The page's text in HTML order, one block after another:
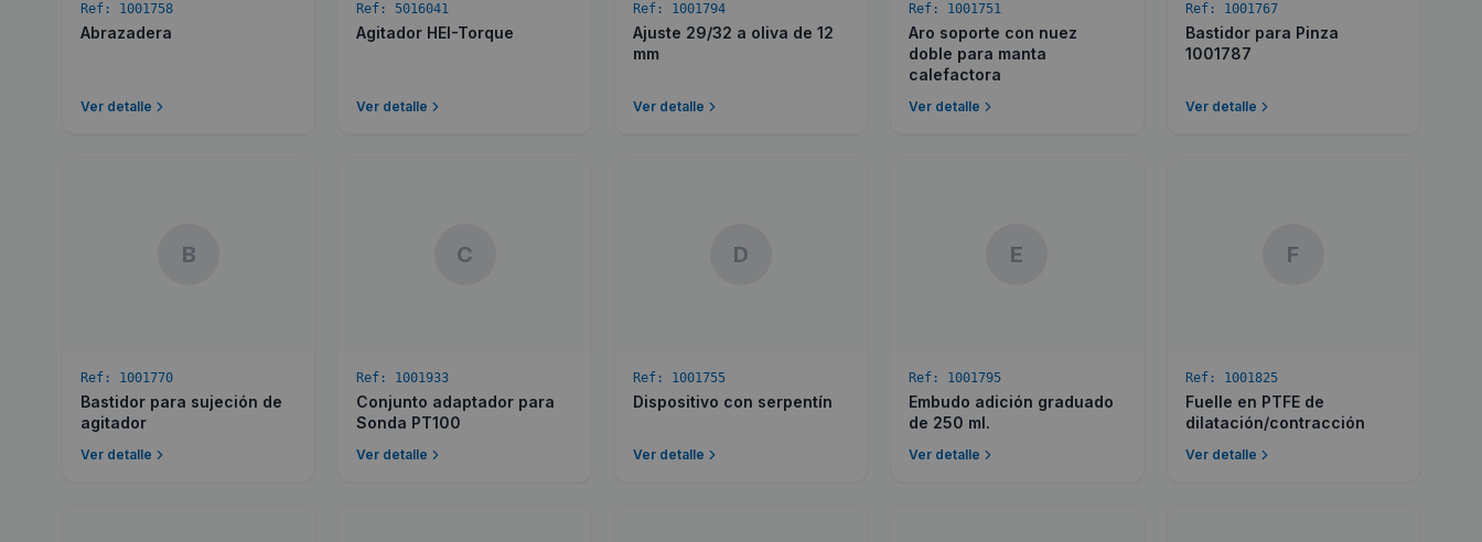
Ref: 1001758
Abrazadera
Ver detalle
Ref: 5016041
Agitador HEI-Torque
Ver detalle
Ref: 1001794
Ajuste 29/32 a oliva de 12
mm
Ver detalle
Ref: 1001751
Aro soporte con nuez
doble para manta
calefactora
Ver detalle
Ref: 1001767
Bastidor para Pinza
1001787
Ver detalle
B
Ref: 1001770
Bastidor para sujeción de
agitador
Ver detalle
C
Ref: 1001933
Conjunto adaptador para
Sonda PT100
Ver detalle
D
Ref: 1001755
Dispositivo con serpentín
Ver detalle
E
Ref: 1001795
Embudo adición graduado
de 250 ml.
Ver detalle
F
Ref: 1001825
Fuelle en PTFE de
dilatación/contracción
Ver detalle